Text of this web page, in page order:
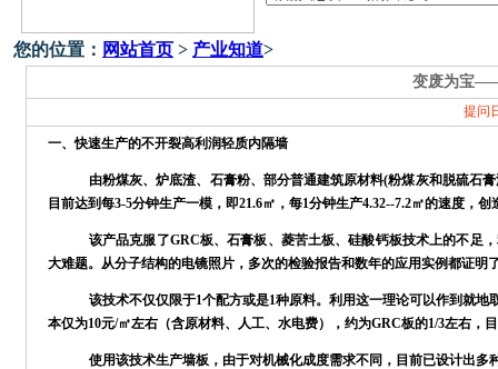
您的位置： 网站首页 > 产业知道>
变废为宝
提问
一、快速生产的不开裂高利润轻质内隔墙
由粉煤灰、炉底渣、石膏粉、部分普通建筑原材料(粉煤灰和脱硫石
目前达到每3-5分钟生产一模，即21.6㎡，每1分钟生产4.32--7.2㎡的速度，
该产品克服了GRC板、石膏板、菱苦土板、硅酸钙板技术上的不足
大难题。从分子结构的电镜照片，多次的检验报告和数年的应用实例都证明
该技术不仅仅限于1个配方或是1种原料。利用这一理论可以作到就
本仅为10元/㎡左右（含原材料、人工、水电费），约为GRC板的1/3左右
使用该技术生产墙板，由于对机械化成度需求不同，目前已设计出